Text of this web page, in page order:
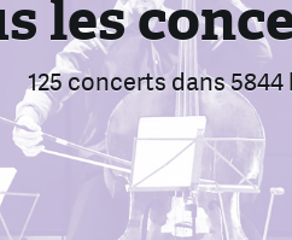
les
125 concertsdans 5844
le
Parmi 2458 concertsdans